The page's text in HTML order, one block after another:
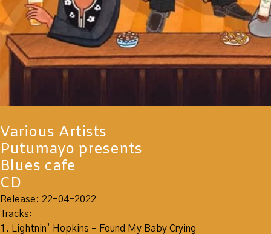
Various Artists
Putumayo presents
Blues cafe
CD
Release: 22-04-2022
Tracks:
1. Lightnin’ Hopkins – Found My Baby Crying